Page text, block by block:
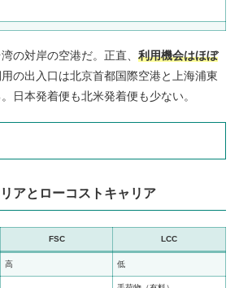
の対岸の空港だ。正直、 利用機会はほぼ
の出入口は北京首都国際空港と上海浦東
日本発着便も北米発着便も少ない。
アとローコストキャリア
FSC LCC
高 低